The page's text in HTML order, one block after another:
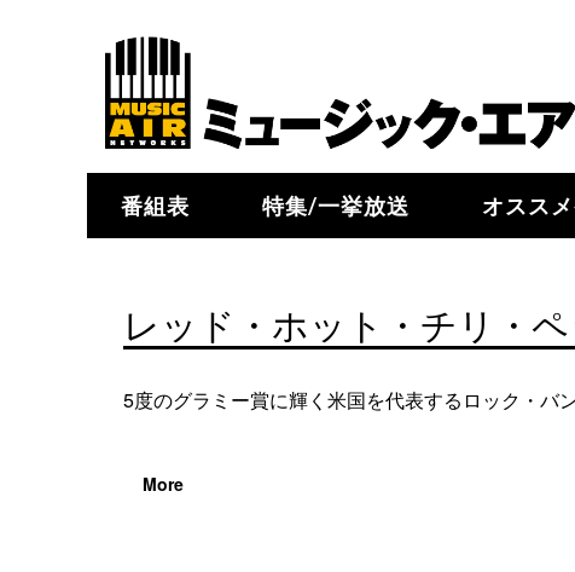
番組表 特集/一挙放送 オスス
レッド・ホット・チリ・
5度のグラミー賞に輝く米国を代表するロック・バ
More